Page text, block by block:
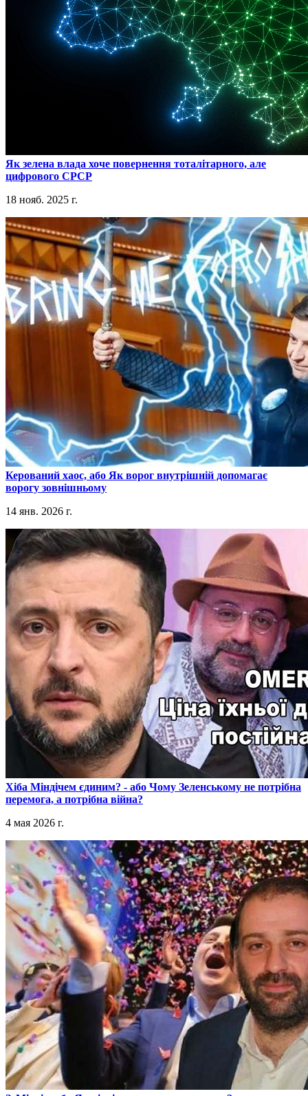
​Як зелена влада хоче повернення тоталітарного, але
цифрового СРСР
18 нояб. 2025 г.
​Керований хаос, або Як ворог внутрішній допомагає
ворогу зовнішньому
14 янв. 2026 г.
​Хіба Міндічем єдиним? - або Чому Зеленському не потрібна
перемога, а потрібна війна?
4 мая 2026 г.